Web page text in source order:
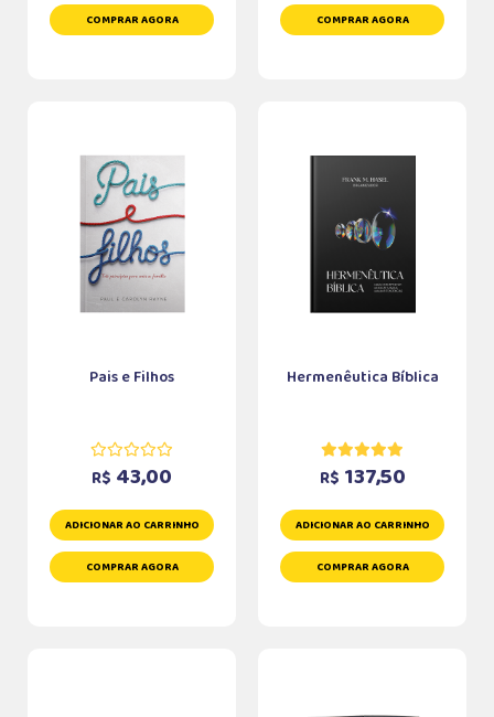
COMPRAR AGORA COMPRAR AGORA
Pais e Filhos
R$ 43,00
ADICIONAR AO CARRINHO
COMPRAR AGORA
Hermenêutica Bíblica
R$ 137,50
ADICIONAR AO CARRINHO
COMPRAR AGORA